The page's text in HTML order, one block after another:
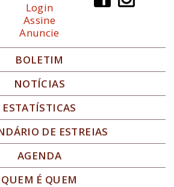
Login
Assine
Anuncie
BOLETIM
NOTÍCIAS
ESTATÍSTICAS
DE ESTREIAS
AGENDA
QUEM É QUEM